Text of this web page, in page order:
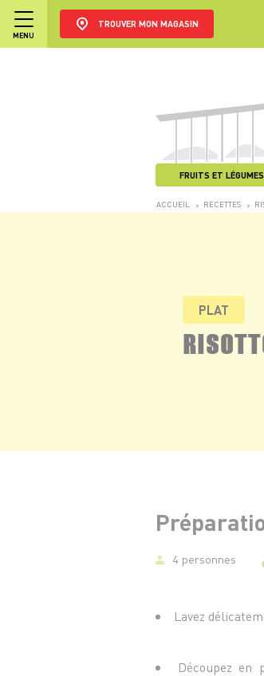
MENU
TROUVER MON MAGASIN
FRUITS ET LÉGUMES
ACCUEIL > RECETTES >
PLAT
4 personnes
Lavez
Découpez en